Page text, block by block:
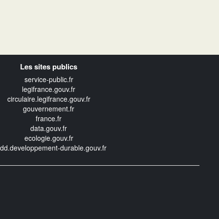
Les sites publics
service-public.fr
legifrance.gouv.fr
circulaire.legifrance.gouv.fr
gouvernement.fr
france.fr
data.gouv.fr
ecologie.gouv.fr
durable.gouv.fr